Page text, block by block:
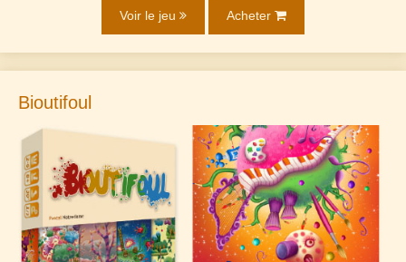
Voir le jeu Acheter
Bioutifoul